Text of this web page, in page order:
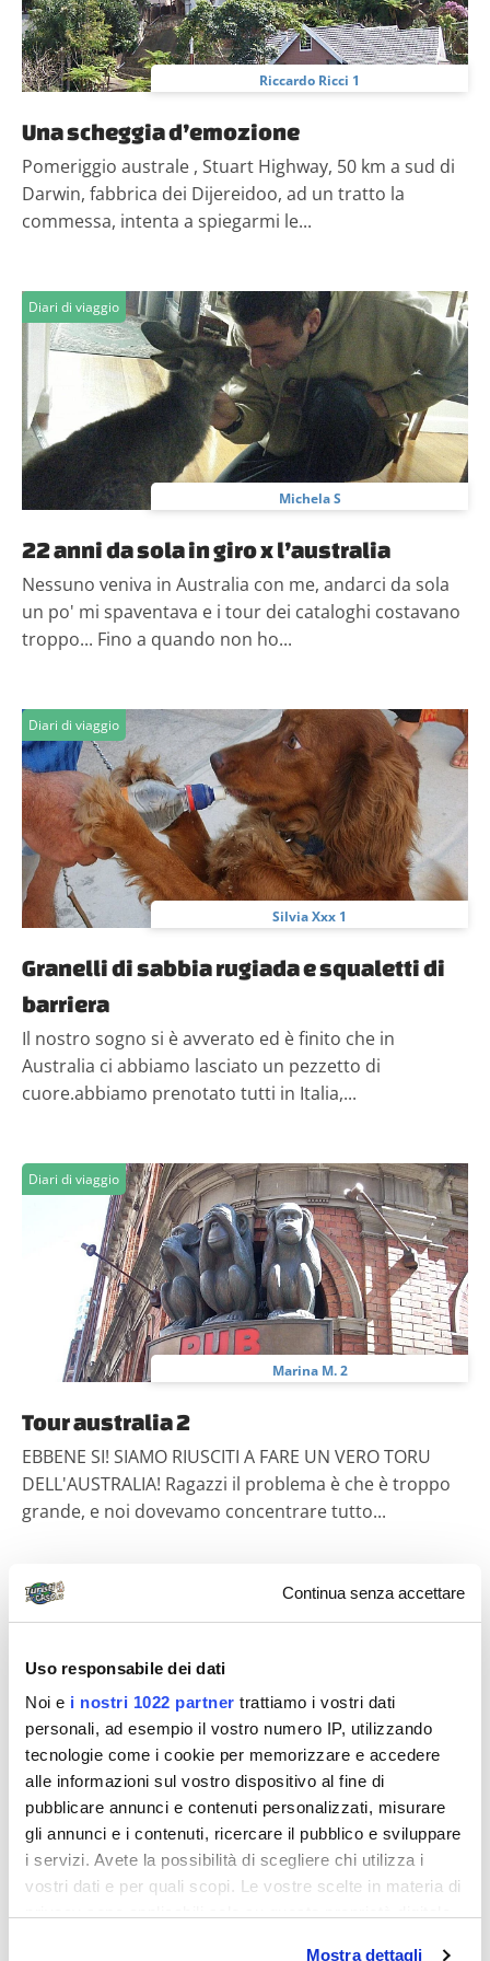
Continua senza accettare
Uso responsabile dei dati
Noi e i nostri 1022 partner trattiamo i vostri dati
personali, ad esempio il vostro numero IP, utilizzando
tecnologie come i cookie per memorizzare e accedere
alle informazioni sul vostro dispositivo al fine di
pubblicare annunci e contenuti personalizzati, misurare
gli annunci e i contenuti, ricercare il pubblico e sviluppare
i servizi. Avete la possibilità di scegliere chi utilizza i
vostri dati e per quali scopi. Le vostre scelte in materia di
Mostra dettagli
Riccardo Ricci 1
Una scheggia d’emozione
Pomeriggio australe , Stuart Highway, 50 km a sud di
Darwin, fabbrica dei Dijereidoo, ad un tratto la
commessa, intenta a spiegarmi le...
Diari di viaggio
Michela S
22 anni da sola in giro x l’australia
Nessuno veniva in Australia con me, andarci da sola
un po' mi spaventava e i tour dei cataloghi costavano
troppo... Fino a quando non ho...
Diari di viaggio
Silvia Xxx 1
Granelli di sabbia rugiada e squaletti di
barriera
Il nostro sogno si è avverato ed è finito che in
Australia ci abbiamo lasciato un pezzetto di
cuore.abbiamo prenotato tutti in Italia,...
Diari di viaggio
Marina M. 2
Tour australia 2
EBBENE SI! SIAMO RIUSCITI A FARE UN VERO TORU
DELL'AUSTRALIA! Ragazzi il problema è che è troppo
grande, e noi dovevamo concentrare tutto...
Diari di viaggio
Alessandra Ottavianelli
Viaggio di nozze 37
Il giorno dopo esserci sposati siamo partiti per la
fantastica australia,il mio sogno di